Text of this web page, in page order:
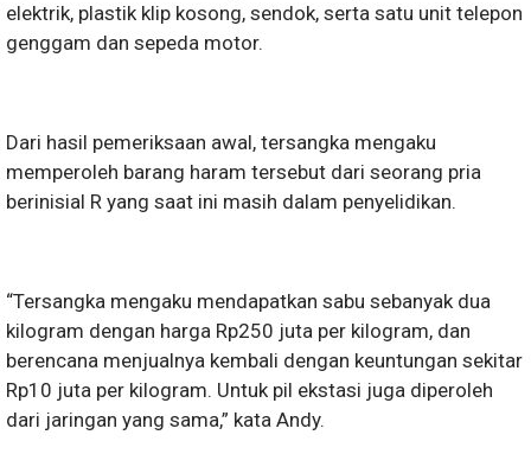
elektrik, plastik klip kosong, sendok, serta satu unit telepon
genggam dan sepeda motor.
Dari hasil pemeriksaan awal, tersangka mengaku
memperoleh barang haram tersebut dari seorang pria
berinisial R yang saat ini masih dalam penyelidikan.
“Tersangka mengaku mendapatkan sabu sebanyak dua
kilogram dengan harga Rp250 juta per kilogram, dan
berencana menjualnya kembali dengan keuntungan sekitar
Rp10 juta per kilogram. Untuk pil ekstasi juga diperoleh
dari jaringan yang sama,” kata Andy.